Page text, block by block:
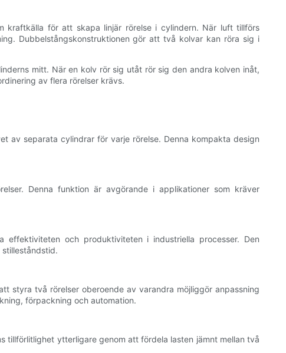
kraftkälla för att skapa linjär rörelse i cylindern. När luft tillförs
Dubbelstångskonstruktionen gör att två kolvar kan röra sig i
mitt. När en kolv rör sig utåt rör sig den andra kolven inåt,
av flera rörelser krävs.
av separata cylindrar för varje rörelse. Denna kompakta design
Denna funktion är avgörande i applikationer som kräver
och produktiviteten i industriella processer. Den
styra två rörelser oberoende av varandra möjliggör anpassning
förpackning och automation.
tillförlitlighet ytterligare genom att fördela lasten jämnt mellan två